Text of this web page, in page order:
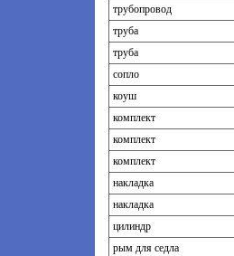
трубопровод
труба
труба
сопло
коуш
комплект
комплект
комплект
накладка
накладка
цилиндр
рым для седла